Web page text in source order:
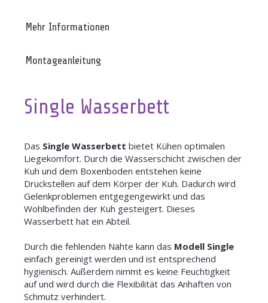
Mehr Informationen
Montageanleitung
Single Wasserbett
Das Single Wasserbett bietet Kühen optimalen
Liegekomfort. Durch die Wasserschicht zwischen der
Kuh und dem Boxenboden entstehen keine
Druckstellen auf dem Körper der Kuh. Dadurch wird
Gelenkproblemen entgegengewirkt und das
Wohlbefinden der Kuh gesteigert. Dieses
Wasserbett hat ein Abteil.
Durch die fehlenden Nähte kann das Modell Single
einfach gereinigt werden und ist entsprechend
hygienisch. Außerdem nimmt es keine Feuchtigkeit
auf und wird durch die Flexibilität das Anhaften von
Schmutz verhindert.